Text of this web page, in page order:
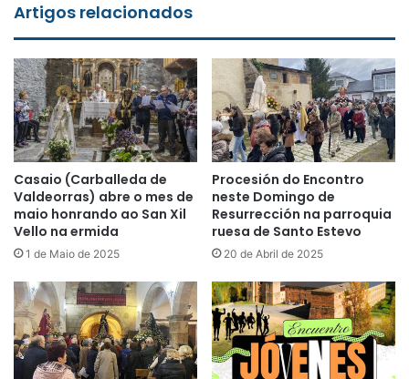
Artigos relacionados
Casaio (Carballeda de
Valdeorras) abre o mes de
maio honrando ao San Xil
Vello na ermida
1 de Maio de 2025
Procesión do Encontro
neste Domingo de
Resurrección na parroquia
ruesa de Santo Estevo
20 de Abril de 2025